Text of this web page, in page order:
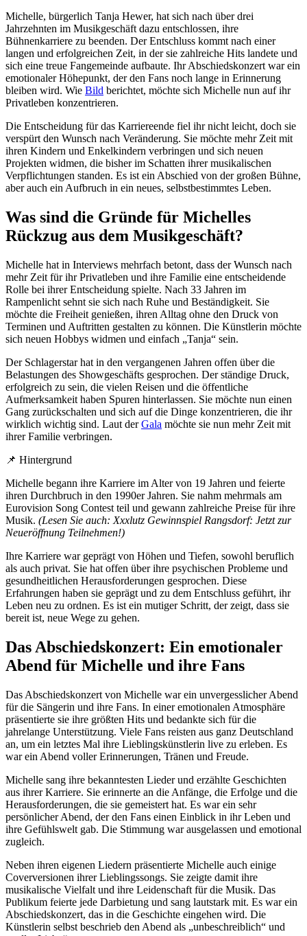
Michelle, bürgerlich Tanja Hewer, hat sich nach über drei
Jahrzehnten im Musikgeschäft dazu entschlossen, ihre
Bühnenkarriere zu beenden. Der Entschluss kommt nach einer
langen und erfolgreichen Zeit, in der sie zahlreiche Hits landete und
sich eine treue Fangemeinde aufbaute. Ihr Abschiedskonzert war ein
emotionaler Höhepunkt, der den Fans noch lange in Erinnerung
bleiben wird. Wie Bild berichtet, möchte sich Michelle nun auf ihr
Privatleben konzentrieren.
Die Entscheidung für das Karriereende fiel ihr nicht leicht, doch sie
verspürt den Wunsch nach Veränderung. Sie möchte mehr Zeit mit
ihren Kindern und Enkelkindern verbringen und sich neuen
Projekten widmen, die bisher im Schatten ihrer musikalischen
Verpflichtungen standen. Es ist ein Abschied von der großen Bühne,
aber auch ein Aufbruch in ein neues, selbstbestimmtes Leben.
Was sind die Gründe für Michelles
Rückzug aus dem Musikgeschäft?
Michelle hat in Interviews mehrfach betont, dass der Wunsch nach
mehr Zeit für ihr Privatleben und ihre Familie eine entscheidende
Rolle bei ihrer Entscheidung spielte. Nach 33 Jahren im
Rampenlicht sehnt sie sich nach Ruhe und Beständigkeit. Sie
möchte die Freiheit genießen, ihren Alltag ohne den Druck von
Terminen und Auftritten gestalten zu können. Die Künstlerin möchte
sich neuen Hobbys widmen und einfach „Tanja“ sein.
Der Schlagerstar hat in den vergangenen Jahren offen über die
Belastungen des Showgeschäfts gesprochen. Der ständige Druck,
erfolgreich zu sein, die vielen Reisen und die öffentliche
Aufmerksamkeit haben Spuren hinterlassen. Sie möchte nun einen
Gang zurückschalten und sich auf die Dinge konzentrieren, die ihr
wirklich wichtig sind. Laut derGala möchte sie nun mehr Zeit mit
ihrer Familie verbringen.
📌 Hintergrund
Michelle begann ihre Karriere im Alter von 19 Jahren und feierte
ihren Durchbruch in den 1990er Jahren. Sie nahm mehrmals am
Eurovision Song Contest teil und gewann zahlreiche Preise für ihre
Musik. (Lesen Sie auch: Xxxlutz Gewinnspiel Rangsdorf: Jetzt zur
Neueröffnung Teilnehmen!)
Ihre Karriere war geprägt von Höhen und Tiefen, sowohl beruflich
als auch privat. Sie hat offen über ihre psychischen Probleme und
gesundheitlichen Herausforderungen gesprochen. Diese
Erfahrungen haben sie geprägt und zu dem Entschluss geführt, ihr
Leben neu zu ordnen. Es ist ein mutiger Schritt, der zeigt, dass sie
bereit ist, neue Wege zu gehen.
Das Abschiedskonzert: Ein emotionaler
Abend für Michelle und ihre Fans
Das Abschiedskonzert von Michelle war ein unvergesslicher Abend
für die Sängerin und ihre Fans. In einer emotionalen Atmosphäre
präsentierte sie ihre größten Hits und bedankte sich für die
jahrelange Unterstützung. Viele Fans reisten aus ganz Deutschland
an, um ein letztes Mal ihre Lieblingskünstlerin live zu erleben. Es
war ein Abend voller Erinnerungen, Tränen und Freude.
Michelle sang ihre bekanntesten Lieder und erzählte Geschichten
aus ihrer Karriere. Sie erinnerte an die Anfänge, die Erfolge und die
Herausforderungen, die sie gemeistert hat. Es war ein sehr
persönlicher Abend, der den Fans einen Einblick in ihr Leben und
ihre Gefühlswelt gab. Die Stimmung war ausgelassen und emotional
zugleich.
Neben ihren eigenen Liedern präsentierte Michelle auch einige
Coverversionen ihrer Lieblingssongs. Sie zeigte damit ihre
musikalische Vielfalt und ihre Leidenschaft für die Musik. Das
Publikum feierte jede Darbietung und sang lautstark mit. Es war ein
Abschiedskonzert, das in die Geschichte eingehen wird. Die
Künstlerin selbst beschrieb den Abend als „unbeschreiblich“ und